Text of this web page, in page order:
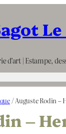
d’art | Estampe,
/ Auguste Rodin –
–